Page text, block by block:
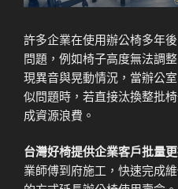
許多企業在使用辦公椅多年
問題，例如椅子高度無法調
現異音與晃動情況，當辦公
似問題時，若直接汰換整批
成資源浪費。
台灣好椅提供企業客戶批量
業師傅到府施工，快速完成